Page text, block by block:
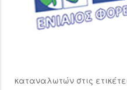
καταναλωτών στις